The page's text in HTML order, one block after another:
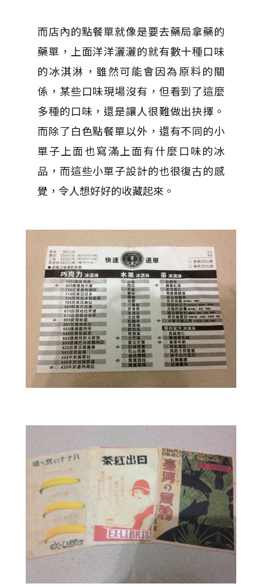
而店內的點餐單就像是要去藥局拿藥的
藥單，上面洋洋灑灑的就有數十種口味
的冰淇淋，雖然可能會因為原料的關
係，某些口味現場沒有，但看到了這麼
多種的口味，還是讓人很難做出抉擇。
而除了白色點餐單以外，還有不同的小
單子上面也寫滿上面有什麼口味的冰
品，而這些小單子設計的也很復古的感
覺，令人想好好的收藏起來。